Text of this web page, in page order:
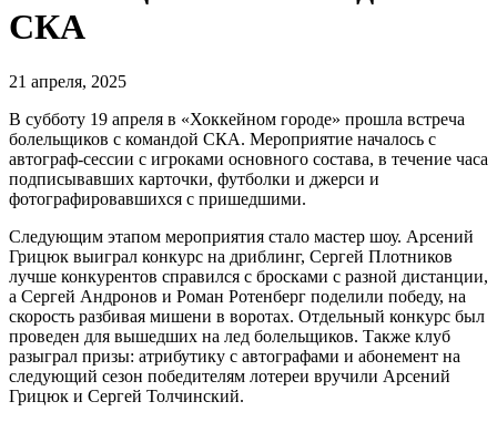
СКА
21 апреля, 2025
В субботу 19 апреля в «Хоккейном городе» прошла встреча
болельщиков с командой СКА. Мероприятие началось с
автограф-сессии с игроками основного состава, в течение часа
подписывавших карточки, футболки и джерси и
фотографировавшихся с пришедшими.
Следующим этапом мероприятия стало мастер шоу. Арсений
Грицюк выиграл конкурс на дриблинг, Сергей Плотников
лучше конкурентов справился с бросками с разной дистанции,
а Сергей Андронов и Роман Ротенберг поделили победу, на
скорость разбивая мишени в воротах. Отдельный конкурс был
проведен для вышедших на лед болельщиков. Также клуб
разыграл призы: атрибутику с автографами и абонемент на
следующий сезон победителям лотереи вручили Арсений
Грицюк и Сергей Толчинский.